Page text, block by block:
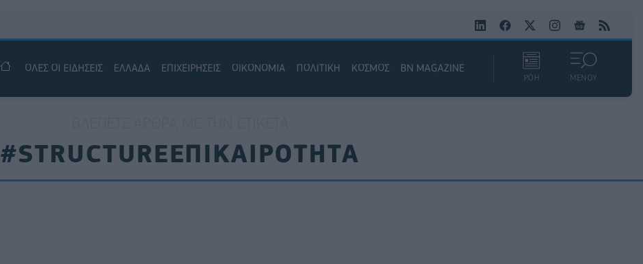
ΟΛΕΣ ΟΙ ΕΙΔΗΣΕΙΣ ΕΛΛΑΔΑ ΕΠΙΧΕΙΡΗΣΕΙΣ ΟΙΚΟΝΟΜΙΑ ΠΟΛΙΤΙΚΗ ΚΟΣΜΟΣ BN MAGAZINE
ΡΟΗ ΜΕΝΟΥ
#STRUCTUREΕΠΙΚΑΙΡΟΤΗΤΑ